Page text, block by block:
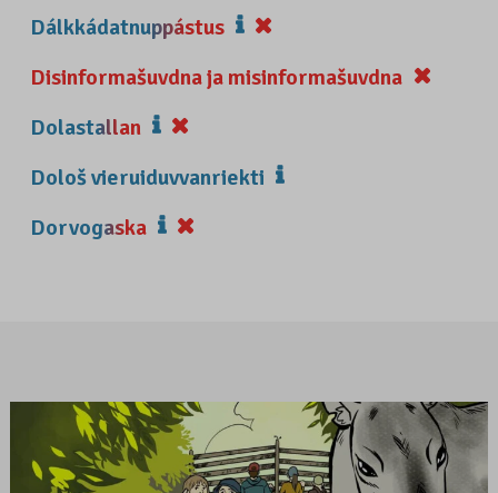
Dálkkádatnuppástus
Disinformašuvdna ja misinformašuvdna
Dolastallan
Dološ vieruiduvvanriekti
Dorvogaska